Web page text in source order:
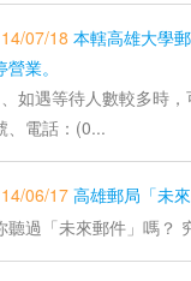
07/18 本轄高雄大學
營業。
如遇等待人數較多時
、電話：(0...
06/17 高雄郵局「未
聽過「未來郵件」嗎？